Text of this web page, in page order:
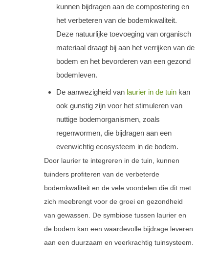
kunnen bijdragen aan de compostering en
het verbeteren van de bodemkwaliteit.
Deze natuurlijke toevoeging van organisch
materiaal draagt bij aan het verrijken van de
bodem en het bevorderen van een gezond
bodemleven.
De aanwezigheid van laurier in de tuin kan
ook gunstig zijn voor het stimuleren van
nuttige bodemorganismen, zoals
regenwormen, die bijdragen aan een
evenwichtig ecosysteem in de bodem.
Door laurier te integreren in de tuin, kunnen
tuinders profiteren van de verbeterde
bodemkwaliteit en de vele voordelen die dit met
zich meebrengt voor de groei en gezondheid
van gewassen. De symbiose tussen laurier en
de bodem kan een waardevolle bijdrage leveren
aan een duurzaam en veerkrachtig tuinsysteem.